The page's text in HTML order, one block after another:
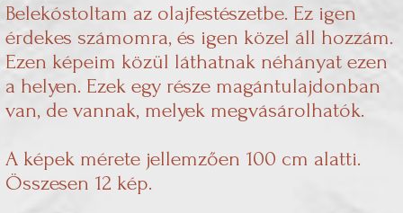
Belekóstoltam az olajfestészetbe. Ez igen
érdekes számomra, és igen közel áll hozzám.
Ezen képeim közül láthatnak néhányat ezen
a helyen. Ezek egy része magántulajdonban
van, de vannak, melyek megvásárolhatók.
A képek mérete jellemzően 100 cm alatti.
Összesen 12 kép.